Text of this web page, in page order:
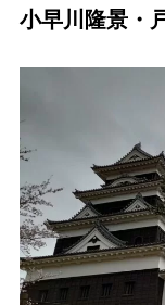
小早川隆景・